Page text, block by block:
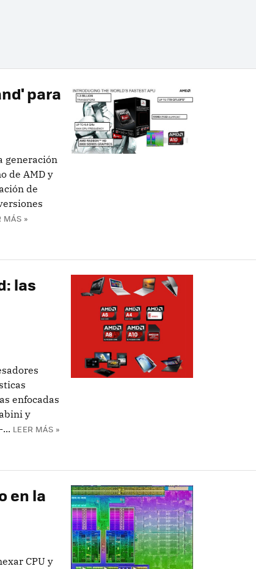
para
generación
de AMD y
de
MÁS »
las
enfocadas
y
LEER MÁS »
en la
CPU y